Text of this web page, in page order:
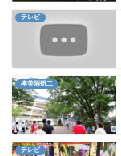
テレビ
樽美酒研二
テレビ